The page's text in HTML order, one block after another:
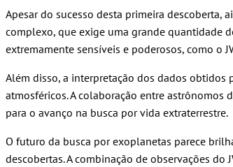
Apesar do sucesso desta primeira descoberta,
complexo, que exige uma grande quantidade
extremamente sensíveis e poderosos, como o
Além disso, a interpretação dos dados obtidos
atmosféricos. A colaboração entre
para o avanço na busca por vida extraterrestre.
O futuro da busca por exoplanetas parece
descobertas. A combinação de observações